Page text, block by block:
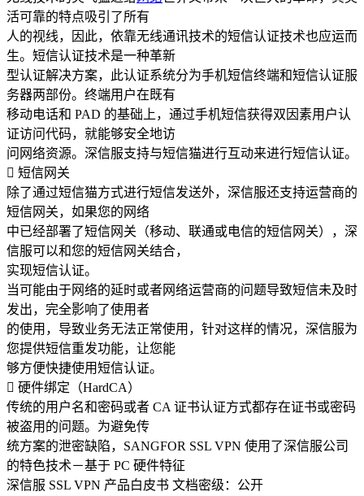
活可靠的特点吸引了所有
人的视线，因此，依靠无线通讯技术的短信认证技术也应运而
生。短信认证技术是一种革新
型认证解决方案，此认证系统分为手机短信终端和短信认证服
务器两部份。终端用户在既有
移动电话和 PAD 的基础上，通过手机短信获得双因素用户认
证访问代码，就能够安全地访
问网络资源。深信服支持与短信猫进行互动来进行短信认证。
 短信网关
除了通过短信猫方式进行短信发送外，深信服还支持运营商的
短信网关，如果您的网络
中已经部署了短信网关（移动、联通或电信的短信网关），深
信服可以和您的短信网关结合，
实现短信认证。
当可能由于网络的延时或者网络运营商的问题导致短信未及时
发出，完全影响了使用者
的使用，导致业务无法正常使用，针对这样的情况，深信服为
您提供短信重发功能，让您能
够方便快捷使用短信认证。
 硬件绑定（HardCA）
传统的用户名和密码或者 CA 证书认证方式都存在证书或密码
被盗用的问题。为避免传
统方案的泄密缺陷，SANGFOR SSL VPN 使用了深信服公司
的特色技术－基于 PC 硬件特征
深信服 SSL VPN 产品白皮书 文档密级：公开